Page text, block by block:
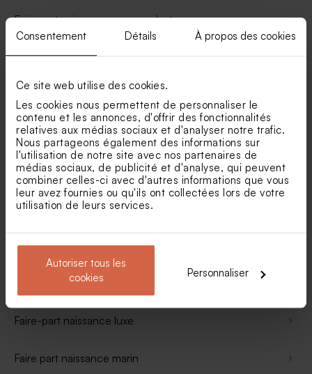
Consentement Détails À propos des cookies
Ce site web utilise des cookies.
Les cookies nous permettent de personnaliser le
contenu et les annonces, d'offrir des fonctionnalités
relatives aux médias sociaux et d'analyser notre trafic.
Nous partageons également des informations sur
l'utilisation de notre site avec nos partenaires de
médias sociaux, de publicité et d'analyse, qui peuvent
combiner celles-ci avec d'autres informations que vous
leur avez fournies ou qu'ils ont collectées lors de votre
utilisation de leurs services.
Autoriser tous les
cookies
Personnaliser
Faire part naissance garçon photo
Faire part naissance garçon vintage
Faire part naissance jungle photo
Faire part naissance sans photo
Faire part naissance aquarelle
Faire part naissance frères et soeurs
Faire-part naissance kraft
Faire-part naissance luxe
Faire part naissance marin